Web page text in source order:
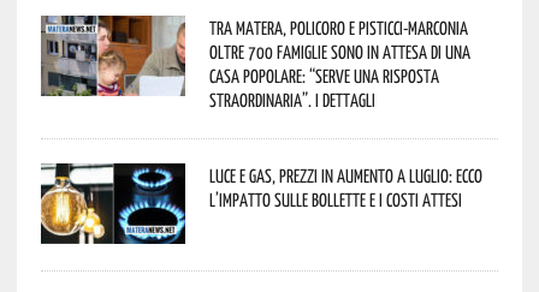
Tra Matera, Policoro e Pisticci-Marconia
oltre 700 famiglie sono in attesa di una
casa popolare: “serve una risposta
straordinaria”. I dettagli
Luce e gas, prezzi in aumento a luglio: ecco
l’impatto sulle bollette e i costi attesi